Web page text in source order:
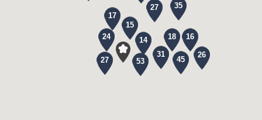
35
27
16
26
53
14
45
17
15
18
24
31
27